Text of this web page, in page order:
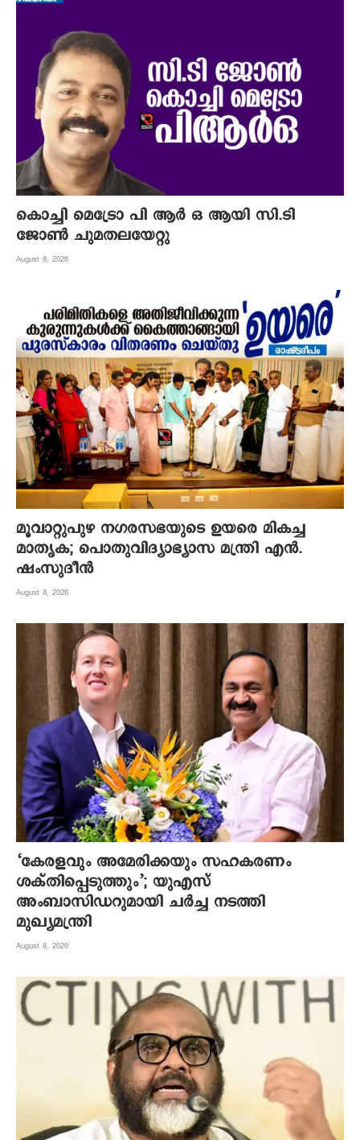
കൊച്ചി മെട്രോ പി ആര്‍ ഒ ആയി സി.ടി
ജോണ്‍ ചുമതലയേറ്റു
August 8, 2026
മൂവാറ്റുപുഴ നഗരസഭയുടെ ഉയരെ മികച്ച
മാതൃക; പൊതുവിദ്യാഭ്യാസ മന്ത്രി എന്‍.
ഷംസുദീന്‍
August 8, 2026
‘കേരളവും അമേരിക്കയും സഹകരണം
ശക്തിപ്പെടുത്തും’; യുഎസ്
അംബാസിഡറുമായി ചർച്ച നടത്തി
മുഖ്യമന്ത്രി
August 8, 2026